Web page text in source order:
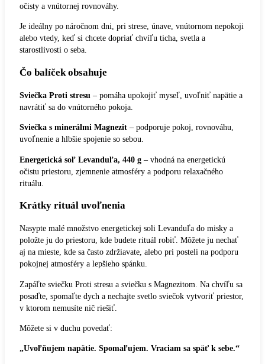
očisty a vnútornej rovnováhy.
Je ideálny po náročnom dni, pri strese, únave, vnútornom nepokoji
alebo vtedy, keď si chcete dopriať chvíľu ticha, svetla a
starostlivosti o seba.
Čo balíček obsahuje
Sviečka Proti stresu – pomáha upokojiť myseľ, uvoľniť napätie a
navrátiť sa do vnútorného pokoja.
Sviečka s minerálmi Magnezit – podporuje pokoj, rovnováhu,
uvoľnenie a hlbšie spojenie so sebou.
Energetická soľ Levanduľa, 440 g – vhodná na energetickú
očistu priestoru, zjemnenie atmosféry a podporu relaxačného
rituálu.
Krátky rituál uvoľnenia
Nasypte malé množstvo energetickej soli Levanduľa do misky a
položte ju do priestoru, kde budete rituál robiť. Môžete ju nechať
aj na mieste, kde sa často zdržiavate, alebo pri posteli na podporu
pokojnej atmosféry a lepšieho spánku.
Zapáľte sviečku Proti stresu a sviečku s Magnezitom. Na chvíľu sa
posaďte, spomaľte dych a nechajte svetlo sviečok vytvoriť priestor,
v ktorom nemusíte nič riešiť.
Môžete si v duchu povedať:
„Uvoľňujem napätie. Spomaľujem. Vraciam sa späť k sebe.“